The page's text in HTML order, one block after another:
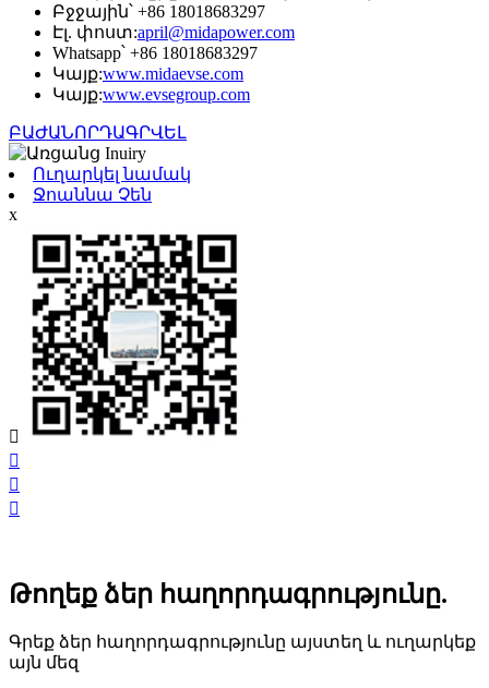
Բջջային՝ +86 18018683297
Էլ. փոստ:april@midapower.com
Whatsapp՝ +86 18018683297
Կայք:www.midaevse.com
Կայք:www.evsegroup.com
ԲԱԺԱՆՈՐԴԱԳՐՎԵԼ
Ուղարկել նամակ
Ջոաննա Չեն
x




Թողեք ձեր հաղորդագրությունը.
Գրեք ձեր հաղորդագրությունը այստեղ և ուղարկեք
այն մեզ